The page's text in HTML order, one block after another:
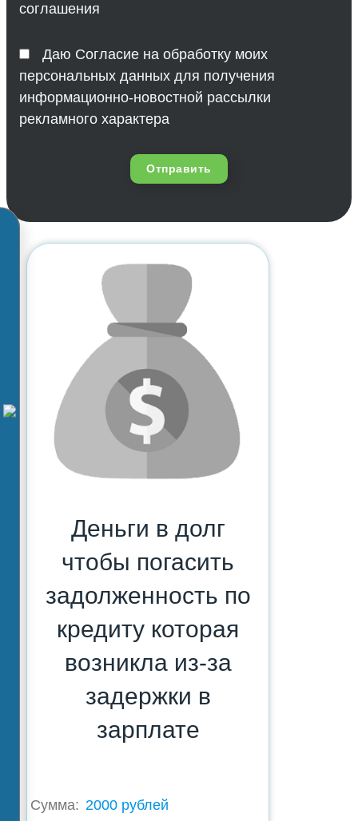
соглашения
Даю Согласие на обработку моих
персональных данных для получения
информационно-новостной рассылки
рекламного характера
Отправить
Деньги в долг
чтобы погасить
задолженность по
кредиту которая
возникла из-за
задержки в
зарплате
Сумма: 2000 рублей